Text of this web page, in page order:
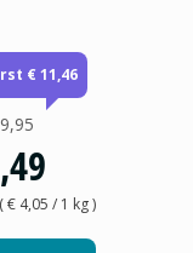
€ 11,46
€ 4,05 / 1 kg)